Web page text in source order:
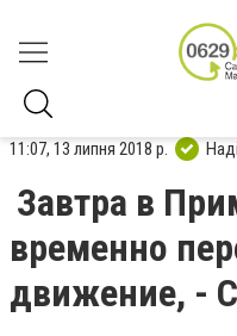
11:07, 13 липня 2018 р.
Завтра в
временно
движение, -